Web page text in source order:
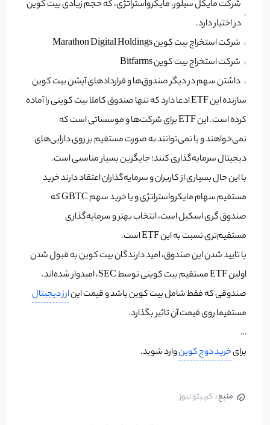
شرکت مایکل سیلور، مایکرواستراتژی، که حجم زیادی بیت کوین
در اختیار دارد.
شرکت استخراج بیت کوین Marathon Digital Holdings
شرکت استخراج بیت کوین Bitfarms
داشتن سهم در دیگر صندوق‌ها و قراردادهای آپشن بیت کوین
سازنده این ETF ادعا دارد که تنها صندوق کاملا بیت کوینی را آماده
کرده است. این ETF برای شرکت‌ها و موسساتی است که
نمی‌خواهند و یا نمی‌توانند به صورت مستقیم بر روی دارایی‌های
دیجیتال سرمایه‌گذاری کنند؛ جایگزین بسیار مناسبی است.
با این حال بسیاری از کاربران و سرمایه‌گذاران اعتقاد دارند خرید
مستقیم سهام مایکرواستراتژی و یا خرید سهم GBTC که
صندوق گری اسکیل است، انتخاب بهتر و سرمایه‌گذاری
مستقیم‌تری نسبت به این ETF است.
با تایید شدن این صندوق، امید دارندگان بیت کوین به قبول شدن
اولین ETF مستقیم بیت کوینی توسط SEC، امیدوار شده‌اند.
صندوقی که فقط شامل بیت کوین باشد و قیمت اینارز دیجیتال
مستقیما روی قیمت آن تاثیر بگذارد.
…
برایخرید دوج کوینوارد شوید.
منبع : کریپتو نیوز